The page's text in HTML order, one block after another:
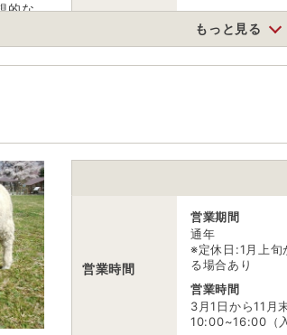
的な
※他有料駐車場
営P1駐車場【大
4台、中型2台】
※ 掲載情報は変更になる場合があります
※ 料金情報は税込・税抜表記が混ざっ
もっと見る
営業時間
営業期間
通年
※定休日:1月上旬
る場合あり
営業時間
3月1日から11月
10:00~16:00（